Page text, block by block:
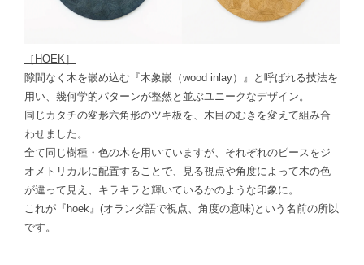
［HOEK］
隙間なく木を嵌め込む『木象嵌（wood inlay）』と呼ばれる技法を
用い、幾何学的パターンが整然と並ぶユニークなデザイン。
同じカタチの変形六角形のツキ板を、木目のむきを変えて組み合
わせました。
全て同じ樹種・色の木を用いていますが、それぞれのピースをジ
オメトリカルに配置することで、見る視点や角度によって木の色
が違って見え、キラキラと輝いているかのような印象に。
これが 『hoek』(オランダ語で視点、角度の意味)という名前の所以
です。